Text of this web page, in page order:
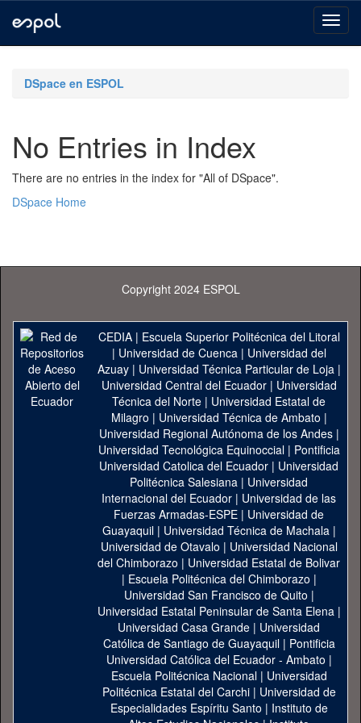
navigationDSpace en ESPOL
No Entries in Index
There are no entries in the index for "All of DSpace".
DSpace Home
Copyright 2024 ESPOL
CEDIA| Escuela Superior Politécnica del Litoral
| Universidad de Cuenca| Universidad del
Azuay| Universidad Técnica Particular de Loja|
Universidad Central del Ecuador| Universidad
Técnica del Norte | Universidad Estatal de
Milagro | Universidad Técnica de Ambato |
Universidad Regional Autónoma de los Andes|
Universidad Tecnológica Equinoccial| Pontificia
Universidad Catolica del Ecuador | Universidad
Politécnica Salesiana | Universidad
Internacional del Ecuador | Universidad de las
Fuerzas Armadas-ESPE | Universidad de
Guayaquil| Universidad Técnica de Machala|
Universidad de Otavalo | Universidad Nacional
del Chimborazo | Universidad Estatal de Bolivar
| Escuela Politécnica del Chimborazo |
Universidad San Francisco de Quito |
Universidad Estatal Peninsular de Santa Elena|
Universidad Casa Grande | Universidad
Católica de Santiago de Guayaquil| Pontificia
Universidad Católica del Ecuador - Ambato |
Escuela Politécnica Nacional| Universidad
Politécnica Estatal del Carchi| Universidad de
Especialidades Espíritu Santo | Instituto de